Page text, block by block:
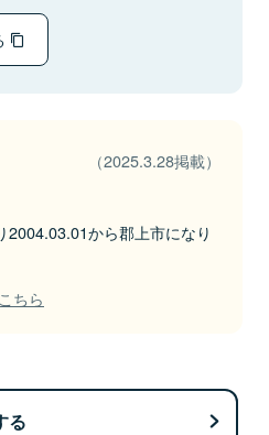
（2025.3.28掲載）
2004.03.01から郡上市になり
ちら
る